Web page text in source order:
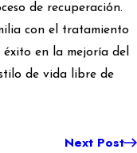
de recuperación.
con el tratamiento
en la mejoría del
de vida libre de
Next Post